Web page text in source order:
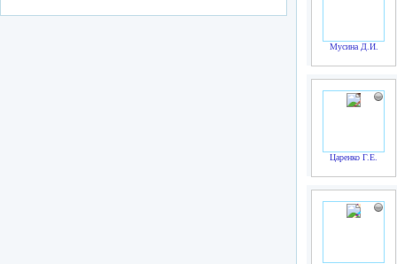
Мусина Д.И.
Царенко Г.Е.